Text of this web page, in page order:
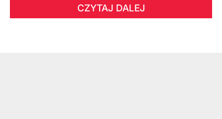
CZYTAJ DALEJ